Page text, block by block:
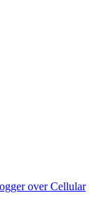
over Cellular